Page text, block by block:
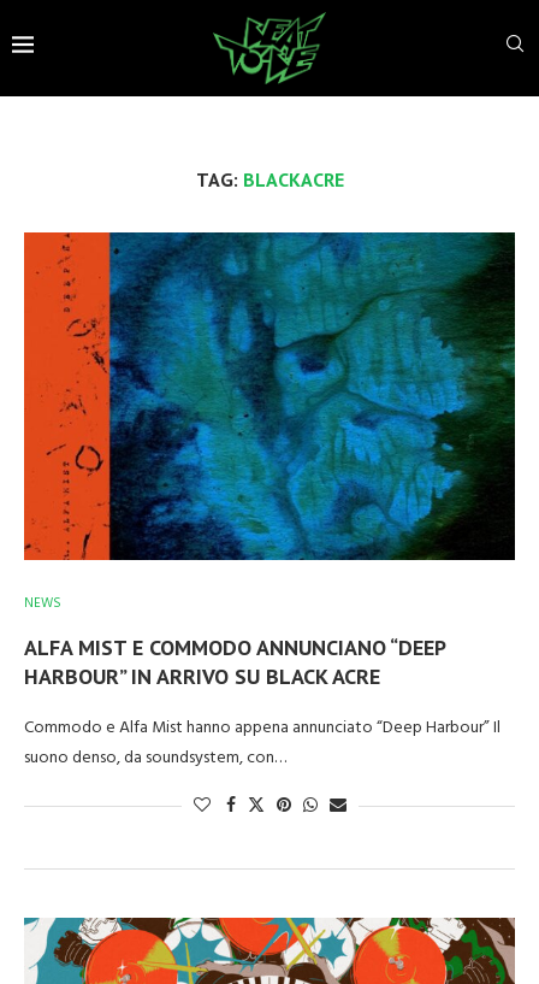
TAG: BLACKACRE
NEWS
ALFA MIST E COMMODO ANNUNCIANO “DEEP
HARBOUR” IN ARRIVO SU BLACK ACRE
Commodo e Alfa Mist hanno appena annunciato “Deep Harbour” Il
suono denso, da soundsystem, con…